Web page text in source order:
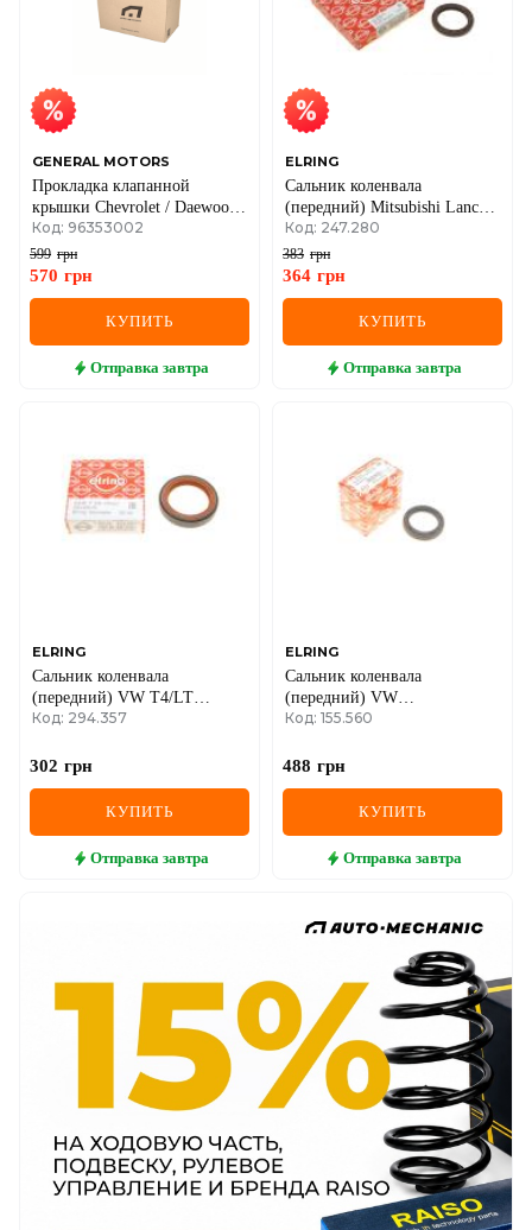
GENERAL MOTORS
Прокладка клапанной
крышки Chevrolet / Daewoo
1.4i/1.6i 16v
Код: 96353002
599 грн
570 грн
КУПИТЬ
Отправка завтра
ELRING
Сальник коленвала
(передний) Mitsubishi Lancer
1.8D 84-07/ Pajero 2.5TD 90-
00 (44x60x7)
Код: 247.280
383 грн
364 грн
КУПИТЬ
Отправка завтра
ELRING
Сальник коленвала
(передний) VW T4/LT
2.5TDI (35x48x10)
Код: 294.357
302 грн
КУПИТЬ
Отправка завтра
ELRING
Сальник коленвала
(передний) VW
T4/T5/Crafter/LT 2.5TDI
Код: 155.560
488 грн
КУПИТЬ
Отправка завтра